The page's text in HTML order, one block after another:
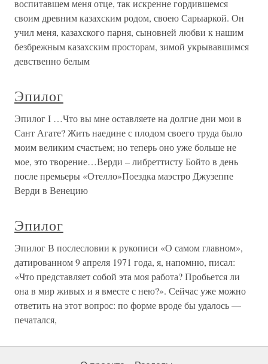
воспитавшем меня отце, так искренне гордившемся
своим древним казахским родом, своею Сарыаркой. Он
учил меня, казахского парня, сыновней любви к нашим
безбрежным казахским просторам, зимой укрывавшимся
девственно белым
Эпилог
Эпилог I …Что вы мне оставляете на долгие дни мои в
Сант Агате? Жить наедине с плодом своего труда было
моим великим счастьем; но теперь оно уже больше не
мое, это творение…Верди – либреттисту Бойто в день
после премьеры «Отелло»Поездка маэстро Джузеппе
Верди в Венецию
Эпилог
Эпилог В послесловии к рукописи «О самом главном»,
датированном 9 апреля 1971 года, я, напомню, писал:
«Что представляет собой эта моя работа? Пробьется ли
она в мир живых и я вместе с нею?». Сейчас уже можно
ответить на этот вопрос: по форме вроде бы удалось —
печатался,